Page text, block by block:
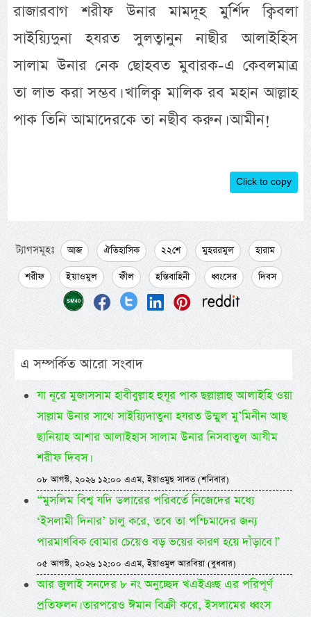
রাজারবাগ শরীফ উনার মামদূহ মুর্র্শিদ ক্বিবলা
সাইয়্যিদুনা হযরত সুলত্বানুন নাছীর আলাইহিস
সালাম উনার নেক ছোহবত মুবারক-এ কেবলমাত্র
তা লাভ করা সম্ভব। খালিক্ব মালিক রব মহান আল্লাহ
পাক তিনি আমাদেরকে তা নছীব করুন। আমীন!
Click to copy
ট্যাগসমূহঃ আজ ঐতিহাসিক ২২শে মুহররমুল
হারাম
শরীফ
ইয়াওমুল ফীল হস্তিবাহিনী ধ্বংসের দিবস
এ সম্পর্কিত আরো সংবাদ
যা নূরে মুজাসসাম হাবীবুল্লাহ হুযূর পাক ছল্লাল্লাহু আলাইহি ওয়া
সাল্লাম উনার সাথে সাইয়্যিদাতুনা হযরত উম্মুল মু’মিনীন আছ
ছানিয়াহ আশার আলাইহাস সালাম উনার নিসবাতুল আযীম
শরীফ দিবস।
০৮ আগস্ট, ২০২৬ ১২:০০ এএম, ইয়াওমুছ সাবত (শনিবার)
“মুসলিম বিশ্ব যদি ডলারের পরিবর্তে নিজেদের মধ্যে
‘ইসলামী দিনার’ চালু করে, তবে তা পশ্চিমাদের জন্য
পারমাণবিক বোমার চেয়েও বড় ভয়ের কারণ হয়ে দাঁড়াবে।”
০৫ আগস্ট, ২০২৬ ১২:০০ এএম, ইয়াওমুল আরবিয়া (বুধবার)
আর জুলাই সনদের ৮ নং অনুচ্ছেদ খএইঞছ এর পরিপূর্ণ
প্রতিফলন। তারপরেও ঈমান বিক্রী করে, ইসলামের ধ্বংস